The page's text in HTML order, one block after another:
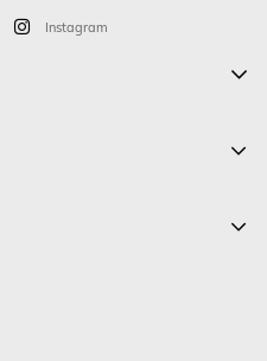
Instagram